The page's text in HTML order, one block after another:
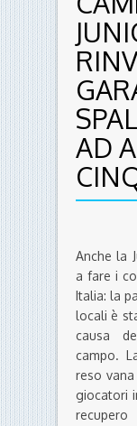
AD
Anche la
a fare i
Italia: la
locali è
causa
campo.
reso
giocatori